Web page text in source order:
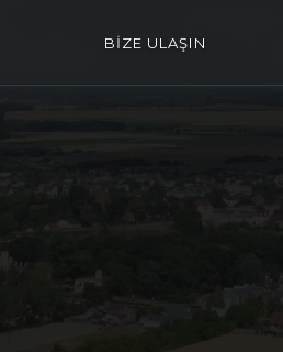
BİZE ULAŞIN